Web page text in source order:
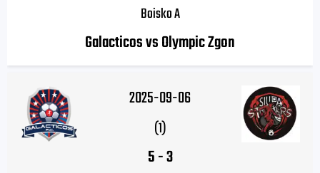
Boisko A
Galacticos vs Olympic Zgon
2025-09-06
(1)
5-3